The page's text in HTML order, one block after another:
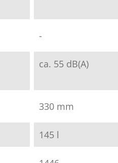
-
ca. 55 dB(A)
330 mm
145 l